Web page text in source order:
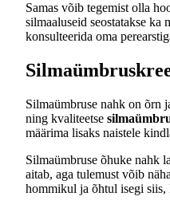
Samas võib tegemist olla
silmaaluseid seostatakse
konsulteerida oma
Silmaümbruse nahk on õrn
ning kvaliteetse
määrima lisaks naistele
Silmaümbruse õhuke nahk
aitab, aga tulemust võib
hommikul ja õhtul isegi siis,